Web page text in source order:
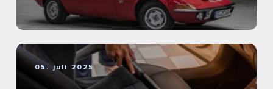
05. juli 2025